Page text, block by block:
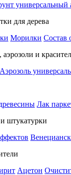
универсальный
для дерева
Морилки Состав
и
Аэрозоль
Лак
штукатурки
Ацетон